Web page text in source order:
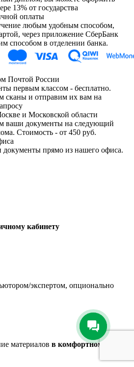
13% от государства
оплаты
любым удобным способом,
через приложение СберБанк
способом в отделении банка.
Почтой России
первым классом - бесплатно.
сканы и отправим их вам на
и Московской области
ваши документы на следующий
Стоимость - от 450 руб.
прямо из нашего офиса.
кабинету
экспертом, опционально
материалов в комфортном